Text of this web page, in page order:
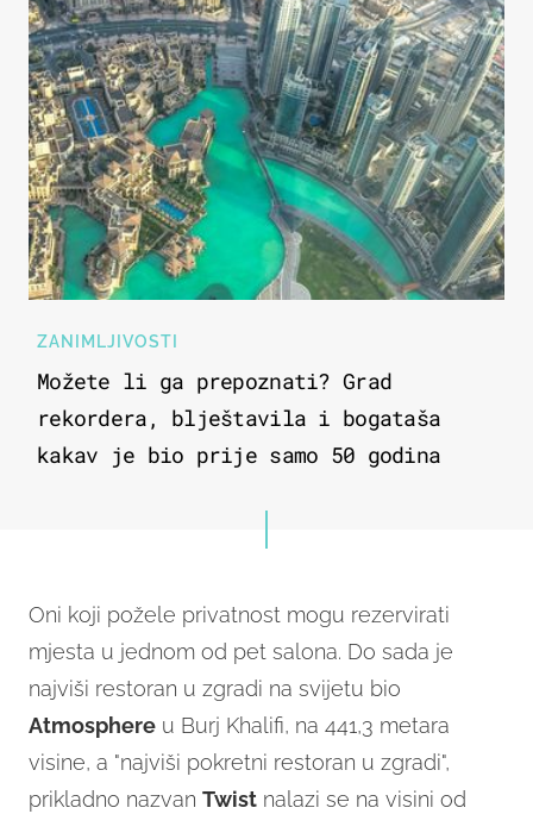
ZANIMLJIVOSTI
Možete li ga prepoznati? Grad
rekordera, blještavila i bogataša
kakav je bio prije samo 50 godina
Oni koji požele privatnost mogu rezervirati
mjesta u jednom od pet salona. Do sada je
najviši restoran u zgradi na svijetu bio
Atmosphere u Burj Khalifi, na 441,3 metara
visine, a "najviši pokretni restoran u zgradi",
prikladno nazvan Twist nalazi se na visini od